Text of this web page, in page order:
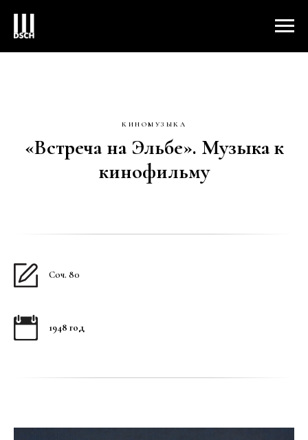
КИНОМУЗЫКА
«Встреча на Эльбе». Музыка к
кинофильму
Соч. 80
1948 год